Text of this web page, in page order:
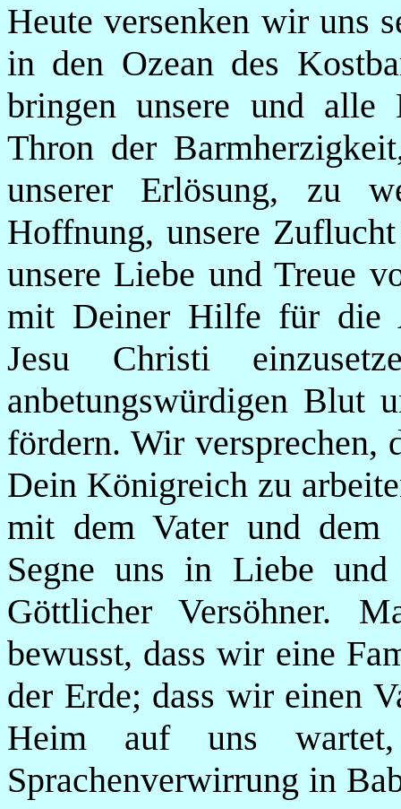
Heute versenken wir uns
in den Ozean des
bringen unsere und
Thron der
unserer Erlösung, zu
Hoffnung, unsere
unsere Liebe und Treue
mit Deiner Hilfe für die
Jesu Christi
anbetungswürdigen Blut
fördern. Wir versprechen,
Dein Königreich zu
mit dem Vater und dem
Segne uns in Liebe
Göttlicher Versöhner.
bewusst, dass wir eine
der Erde; dass wir einen
Heim auf uns
Sprachenverwirrung in